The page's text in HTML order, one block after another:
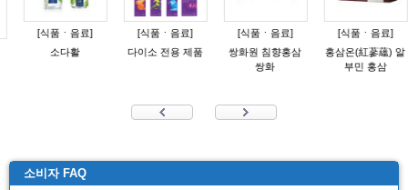
ㆍ음료]
[식품ㆍ음료]
다이소 전용 제품
[식품ㆍ음료]
쌍화원 침향홍삼
[식품ㆍ음료]
홍삼온(紅蔘蘊) 알
[전
엠플디
정
소비자 FAQ